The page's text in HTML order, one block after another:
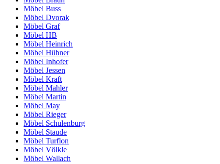
Möbel Buss
Möbel Dvorak
Möbel Graf
Möbel HB
Möbel Heinrich
Möbel Hübner
Möbel Inhofer
Möbel Jessen
Möbel Kraft
Möbel Mahler
Möbel Martin
Möbel May
Möbel Rieger
Möbel Schulenburg
Möbel Staude
Möbel Turflon
Möbel Völkle
Möbel Wallach